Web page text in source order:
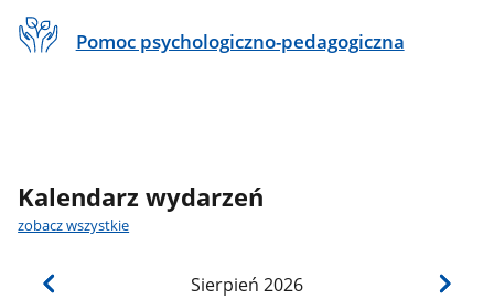
Pomoc psychologiczno-pedagogiczna
Kalendarz wydarzeń
zobacz wszystkie
Sierpień 2026